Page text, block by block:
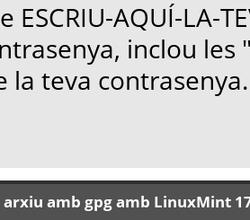
ESCRIU-AQUÍ-LA-
inclou les
la teva contrasenya.
amb gpg amb LinuxMint